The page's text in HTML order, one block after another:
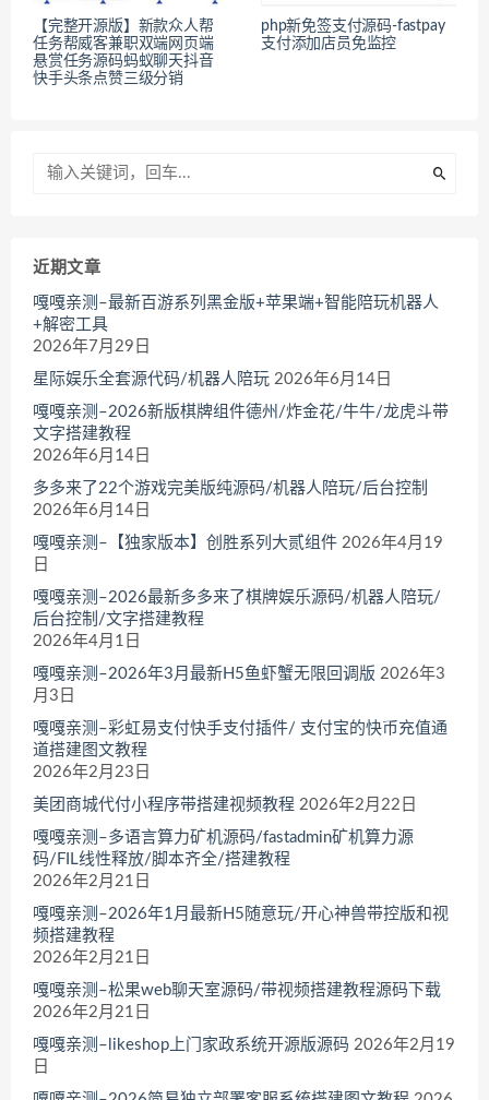
【完整开源版】新款众人帮
任务帮威客兼职双端网页端
悬赏任务源码蚂蚁聊天抖音
快手头条点赞三级分销
php新免签支付源码-fastpay
支付添加店员免监控
近期文章
嘎嘎亲测–最新百游系列黑金版+苹果端+智能陪玩机器人
+解密工具
2026年7月29日
星际娱乐全套源代码/机器人陪玩 2026年6月14日
嘎嘎亲测–2026新版棋牌组件德州/炸金花/牛牛/龙虎斗带
文字搭建教程
2026年6月14日
多多来了22个游戏完美版纯源码/机器人陪玩/后台控制
2026年6月14日
嘎嘎亲测–【独家版本】创胜系列大贰组件 2026年4月19
日
嘎嘎亲测–2026最新多多来了棋牌娱乐源码/机器人陪玩/
后台控制/文字搭建教程
2026年4月1日
嘎嘎亲测–2026年3月最新H5鱼虾蟹无限回调版 2026年3
月3日
嘎嘎亲测–彩虹易支付快手支付插件/ 支付宝的快币充值通
道搭建图文教程
2026年2月23日
美团商城代付小程序带搭建视频教程 2026年2月22日
嘎嘎亲测–多语言算力矿机源码/fastadmin矿机算力源
码/FIL线性释放/脚本齐全/搭建教程
2026年2月21日
嘎嘎亲测–2026年1月最新H5随意玩/开心神兽带控版和视
频搭建教程
2026年2月21日
嘎嘎亲测–松果web聊天室源码/带视频搭建教程源码下载
2026年2月21日
嘎嘎亲测–likeshop上门家政系统开源版源码 2026年2月19
日